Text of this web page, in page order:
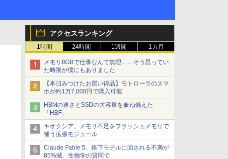
アクセスランキング
1時間 24時間 1週間 1カ月
メモリ8GBで仕事なんて無理……そう思ってい
た時期が僕にもありました
【本日みつけたお買い得品】モトローラのスマ
ホが約1万7,000円で購入可能
HBMの速さとSSDの大容量を兼ね備えた
「HBF」
キオクシア、メモリ不足をフラッシュメモリで
補う拡張モジュール
Claude Fable 5、格下モデルに回される不満が
85%減。生物学の質問で